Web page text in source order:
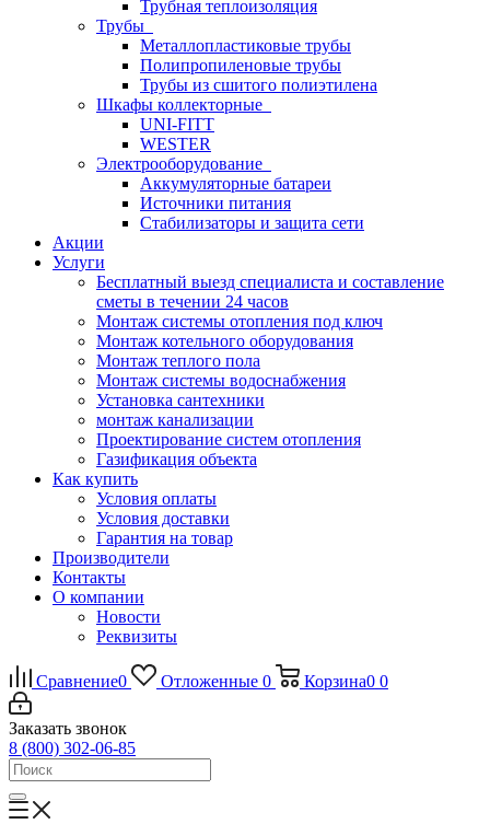
Трубная теплоизоляция
Трубы
Металлопластиковые трубы
Полипропиленовые трубы
Трубы из сшитого полиэтилена
Шкафы коллекторные
UNI-FITT
WESTER
Электрооборудование
Аккумуляторные батареи
Источники питания
Стабилизаторы и защита сети
Акции
Услуги
Бесплатный выезд специалиста и составление
сметы в течении 24 часов
Монтаж системы отопления под ключ
Монтаж котельного оборудования
Монтаж теплого пола
Монтаж системы водоснабжения
Установка сантехники
монтаж канализации
Проектирование систем отопления
Газификация объекта
Как купить
Условия оплаты
Условия доставки
Гарантия на товар
Производители
Контакты
О компании
Новости
Реквизиты
Сравнение0 Отложенные 0 Корзина0 0
Заказать звонок
8 (800) 302-06-85